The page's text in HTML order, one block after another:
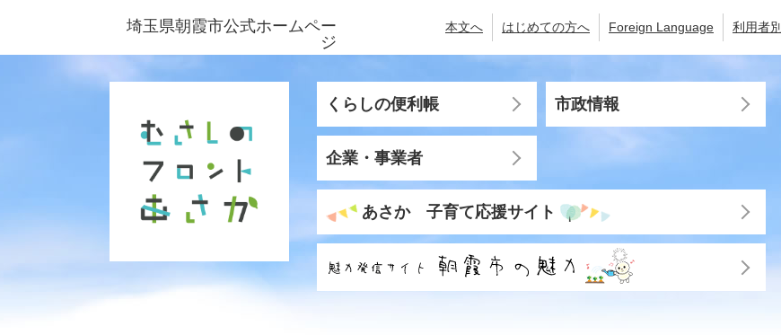
ジ
ュ
埼玉県朝霞市公式ホームペー
ジ
本文へ はじめての方へ Foreign Language 利用者別
くらしの便利帳 市政情報
企業・事業者
あさか 子育て応援サイト